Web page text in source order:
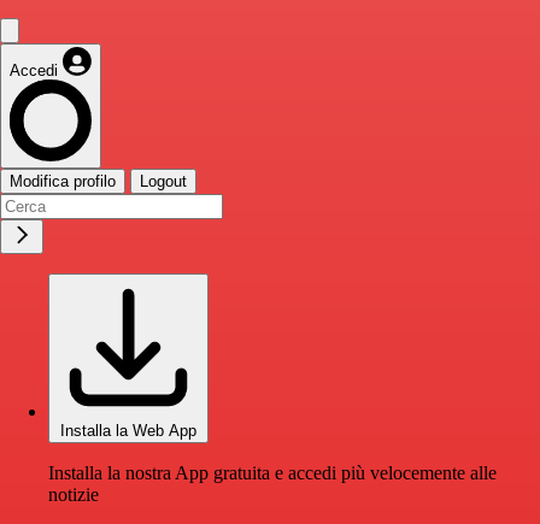
Accedi
Modifica profilo Logout
Installa la Web App
Installa la nostra App gratuita e accedi più velocemente alle
notizie